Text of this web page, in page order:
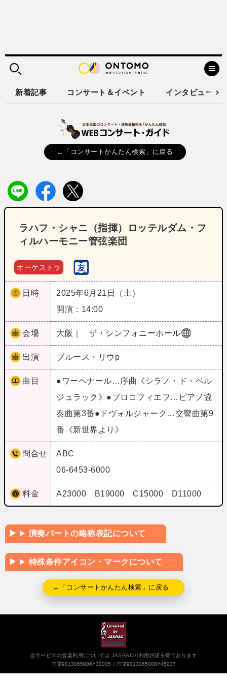
新着記事 コンサート＆イベント インタビュー
←「コンサートかんたん検索」に戻る
ラハフ・シャニ（指揮）ロッテルダム・フ
ィルハーモニー管弦楽団
オーケストラ
日時
2025年6月21日（土）
開演：14:00
会場 大阪｜ ザ・シンフォニーホール
出演 ブルース・リウp
曲目
●ワーヘナール…序曲《シラノ・ド・ベル
ジュラック》●プロコフィエフ…ピアノ協
奏曲第3番●ドヴォルジャーク…交響曲第9
番《新世界より》
問合せ
ABC
06-6453-6000
料金 A23000 B19000 C15000 D11000
演奏パートの略称表記について
特殊条件アイコン・マークについて
←「コンサートかんたん検索」に戻る
当サービスの音楽利用については JASRACの利用許諾を得ております
許諾9013065006Y30005
許諾9013065008Y45037